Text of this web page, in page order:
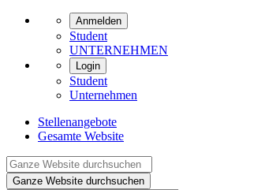
Anmelden
Student
UNTERNEHMEN
Login
Student
Unternehmen
Stellenangebote
Gesamte Website